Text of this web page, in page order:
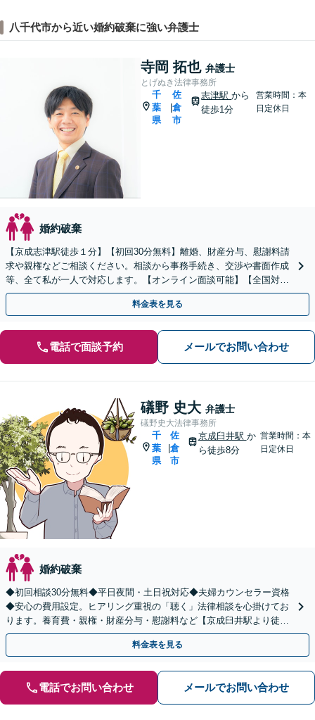
八千代市から近い婚約破棄に強い弁護士
寺岡 拓也 弁護士
とげぬき法律事務所
千
葉
県
佐
倉
市
志津駅から
徒歩1分
営業時間：本
日定休日
婚約破棄
【京成志津駅徒歩１分】【初回30分無料】離婚、財産分与、慰謝料請
求や親権などご相談ください。相談から事務手続き、交渉や書面作成
等、全て私が一人で対応します。【オンライン面談可能】【全国対
応】
料金表を見る
電話で面談予約 メールでお問い合わせ
礒野 史大 弁護士
礒野史大法律事務所
千
葉
県
|
佐
倉
市
京成臼井駅 か
ら徒歩8分
営業時間：本
日定休日
婚約破棄
◆初回相談30分無料◆平日夜間・土日祝対応◆夫婦カウンセラー資格
◆安心の費用設定。ヒアリング重視の「聴く」法律相談を心掛けてお
ります。養育費・親権・財産分与・慰謝料など【京成臼井駅より徒歩
8分】完全個室／キッズスペース有
料金表を見る
電話でお問い合わせ メールでお問い合わせ